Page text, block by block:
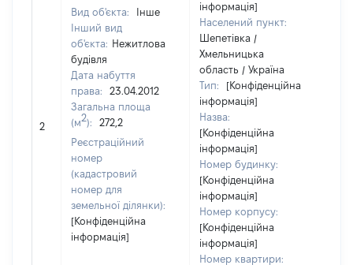
2
Вид об'єкта:
Інше
Інший вид
об'єкта: Нежитлова
будівля
Дата набуття
права:
23.04.2012
Загальна площа
(м2):
272,2
Реєстраційний
номер
(кадастровий
номер для
земельної ділянки):
[Конфіденційна
інформація]
інформація]
Населений пункт:
Шепетівка /
Хмельницька
область / Україна
Тип:
[Конфіденційна
інформація]
Назва:
[Конфіденційна
інформація]
Номер будинку:
[Конфіденційна
інформація]
Номер корпусу:
[Конфіденційна
інформація]
Номер квартири: